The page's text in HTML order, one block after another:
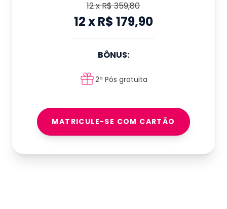
12xR$ 359,80
12xR$ 179,90
BÔNUS:
2ª Pós gratuita
MATRICULE-SE COM CARTÃO